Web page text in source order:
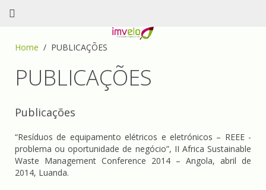
Home PUBLICAÇÕES
PUBLICAÇÕES
Publicações
“Resíduos de equipamento elétricos e eletrónicos – REEE -
problema ou oportunidade de negócio”, II Africa Sustainable
Waste Management Conference 2014 – Angola, abril de
2014, Luanda.